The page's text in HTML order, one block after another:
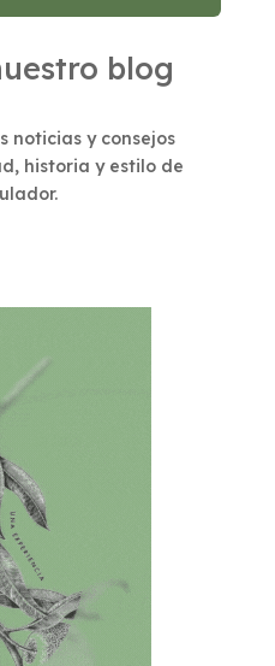
blog
noticias y consejos
historia y estilo de